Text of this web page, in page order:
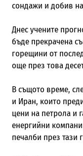
сондажи и добив
Днес учените
бъде прекрачена
горещини от
още през това
В същото време,
и Иран, които
цени на петрола и
енергийни
печалби през тази